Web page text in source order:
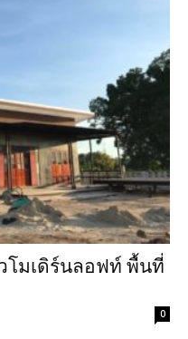
โมเดิร์นลอฟท์ พื้นที่
0